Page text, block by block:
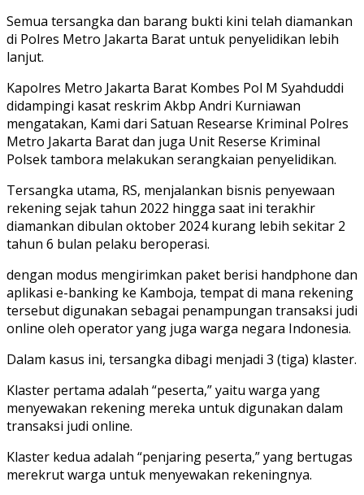
Semua tersangka dan barang bukti kini telah diamankan
di Polres Metro Jakarta Barat untuk penyelidikan lebih
lanjut.
Kapolres Metro Jakarta Barat Kombes Pol M Syahduddi
didampingi kasat reskrim Akbp Andri Kurniawan
mengatakan, Kami dari Satuan Researse Kriminal Polres
Metro Jakarta Barat dan juga Unit Reserse Kriminal
Polsek tambora melakukan serangkaian penyelidikan.
Tersangka utama, RS, menjalankan bisnis penyewaan
rekening sejak tahun 2022 hingga saat ini terakhir
diamankan dibulan oktober 2024 kurang lebih sekitar 2
tahun 6 bulan pelaku beroperasi.
dengan modus mengirimkan paket berisi handphone dan
aplikasi e-banking ke Kamboja, tempat di mana rekening
tersebut digunakan sebagai penampungan transaksi judi
online oleh operator yang juga warga negara Indonesia.
Dalam kasus ini, tersangka dibagi menjadi 3 (tiga) klaster.
Klaster pertama adalah “peserta,” yaitu warga yang
menyewakan rekening mereka untuk digunakan dalam
transaksi judi online.
Klaster kedua adalah “penjaring peserta,” yang bertugas
merekrut warga untuk menyewakan rekeningnya.